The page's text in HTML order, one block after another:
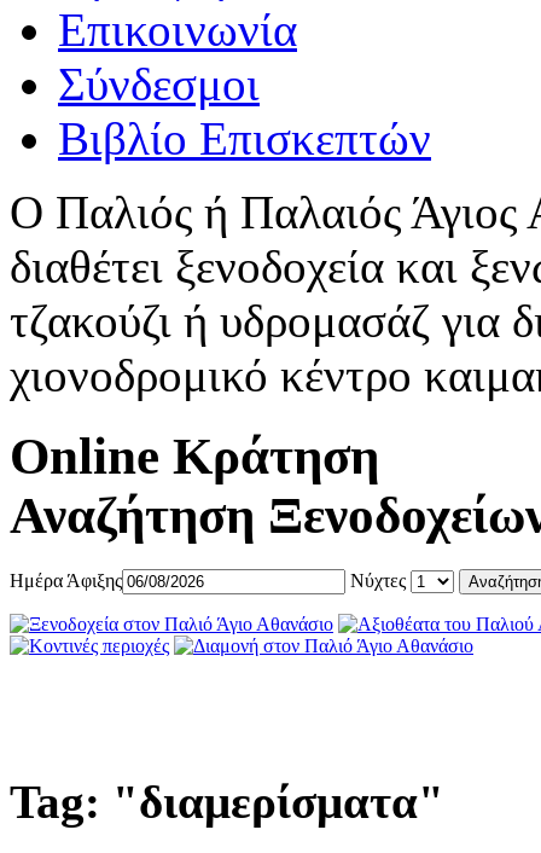
Επικοινωνία
Σύνδεσμοι
Βιβλίο Επισκεπτών
Ο Παλιός ή Παλαιός
διαθέτει ξενοδοχεία και
τζακούζι ή υδρομασάζ για
χιονοδρομικό κέντρο
Online Κράτηση
Αναζήτηση
Ημέρα Άφιξης Νύχτες
Tag: "διαμερίσματα"